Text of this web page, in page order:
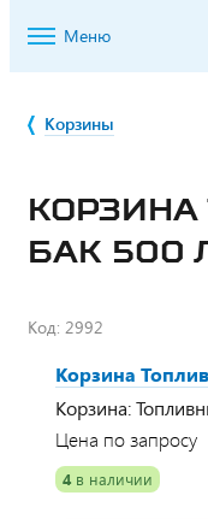
Меню
Корзины
БАК 500
Код: 2992
Корзина
Корзина:
Цена по запросу
4 в наличии